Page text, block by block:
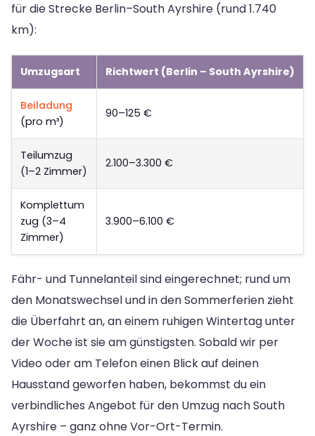
für die Strecke Berlin–South Ayrshire (rund 1.740
km):
Umzugsart Richtwert (Berlin – South Ayrshire)
Beiladung
(pro m³)
90–125 €
Teilumzug
(1–2 Zimmer)
2.100–3.300 €
Komplettum
zug (3–4
Zimmer)
3.900–6.100 €
Fähr- und Tunnelanteil sind eingerechnet; rund um
den Monatswechsel und in den Sommerferien zieht
die Überfahrt an, an einem ruhigen Wintertag unter
der Woche ist sie am günstigsten. Sobald wir per
Video oder am Telefon einen Blick auf deinen
Hausstand geworfen haben, bekommst du ein
verbindliches Angebot für den Umzug nach South
Ayrshire – ganz ohne Vor-Ort-Termin.